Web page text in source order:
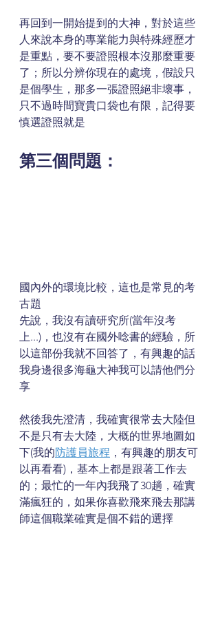
再回到一開始提到的大神，對於這些
人來說本身的專業能力與特殊經歷才
是重點，要不要證照根本沒那麼重要
了；所以分辨你現在的處境，假設只
是個學生，那多一張證照絕非壞事，
只不過時間寶貴口袋也有限，記得要
慎選證照就是
第三個問題：
國內外的環境比較，這也是常見的考
古題
先說，我沒有讀研究所(當年沒考
上...)，也沒有在國外唸書的經驗，所
以這部份我就不回答了，有興趣的話
我身邊很多海龜大神我可以請他們分
享
然後我先澄清，我確實很常去大陸但
不是只有去大陸，大概的世界地圖如
下(我的防護員旅程 ，有興趣的朋友可
以再看看)，基本上都是跟著工作去
的；最忙的一年內我飛了30趟，確實
滿瘋狂的，如果你喜歡飛來飛去那講
師這個職業確實是個不錯的選擇